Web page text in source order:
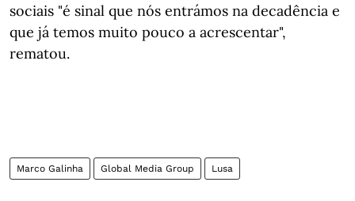
sociais "é sinal que nós entrámos na decadência e
que já temos muito pouco a acrescentar",
rematou.
Marco Galinha Global Media Group Lusa